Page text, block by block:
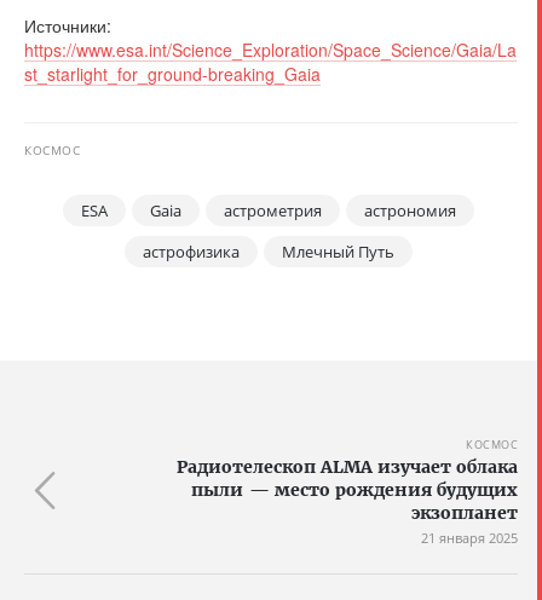
Источники:
https://www.esa.int/Science_Exploration/Space_Science/Gaia/La
st_starlight_for_ground-breaking_Gaia
КОСМОС
ESA Gaia астрометрия
астрономия
астрофизика
Млечный Путь
КОСМОС
Радиотелескоп ALMA изучает облака
пыли — место рождения будущих
экзопланет
21 января 2025